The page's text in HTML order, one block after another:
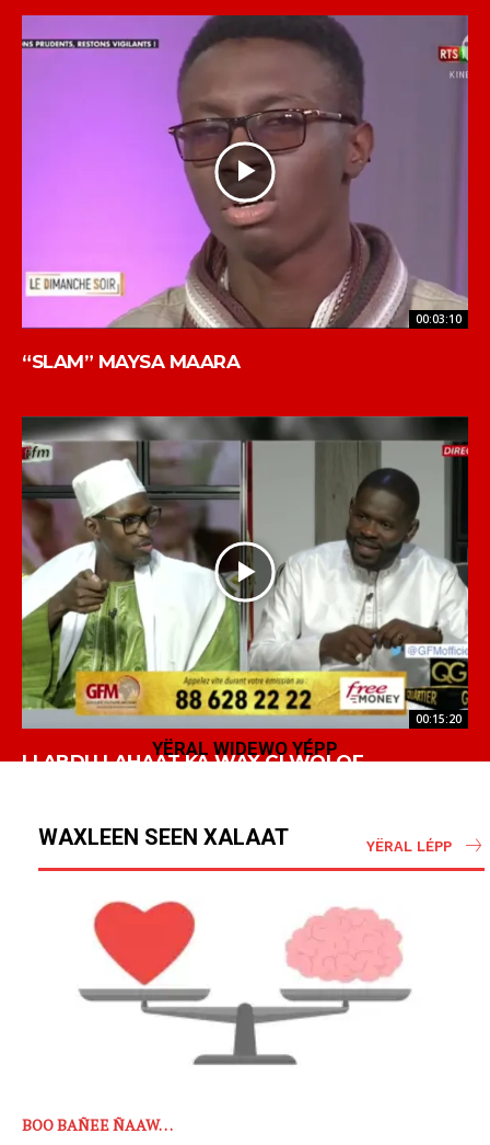
00:03:10
“SLAM” MAYSA MAARA
00:15:20
LI ABDU LAHAAT KA WAX CI WOLOF
YËRAL WIDEWO YÉPP
WAXLEEN SEEN XALAAT YËRAL LÉPP
BOO BAÑEE ÑAAW…